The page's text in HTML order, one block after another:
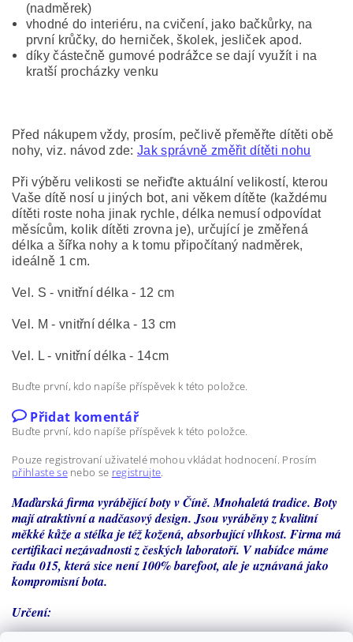
(nadměrek)
vhodné do interiéru, na cvičení, jako bačkůrky, na
první krůčky, do herniček, školek, jesliček apod.
díky částečně gumové podrážce se dají využít i na
kratší procházky venku
Před nákupem vždy, prosím, pečlivě přeměřte dítěti obě
nohy, viz. návod zde:Jak správně změřit dítěti nohu
Při výběru velikosti se neřiďte aktuální velikostí, kterou
Vaše dítě nosí u jiných bot, ani věkem dítěte (každému
dítěti roste noha jinak rychle, délka nemusí odpovídat
měsícům, kolik dítěti zrovna je), určující je změřená
délka a šířka nohy a k tomu připočítaný nadměrek,
ideálně 1 cm.
Vel. S - vnitřní délka - 12 cm
Vel. M - vnitřní délka - 13 cm
Vel. L - vnitřní délka - 14cm
Buďte první, kdo napíše příspěvek k této položce.
Přidat komentář
Buďte první, kdo napíše příspěvek k této položce.
Pouze registrovaní uživatelé mohou vkládat hodnocení. Prosím
přihlaste senebo se registrujte.
Maďarská firma vyrábějící boty v Číně. Mnohaletá tradice. Boty
mají atraktivní a nadčasový design. Jsou vyráběny z kvalitní
měkké kůže a stélka je též kožená, absorbující vlhkost. Firma má
certifikaci nezávadnosti z českých laboratoří. V nabídce máme
řadu 015, která sice není 100% barefoot, ale je uznávaná jako
kompromisní bota.
Určení: